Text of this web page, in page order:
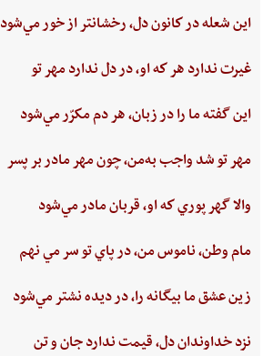
اين ‌شعله ‌در كانون ‌دل، ‌رخشانتر از خور مي‌شود
غيرت‌ ندارد هر كه او، در دل‌ ندارد مهر تو
اين‌ گفته‌ ما را در زبان، هر دم‌ مكرّر مي‌شود
مهر تو شد واجب‌ به‌من،‌ چون‌ مهر مادر بر پسر
والا گهر پوري‌ كه او، قربان مادر مي‌شود
مام‌ وطن‌، ناموس‌ من‌، در پاي ‌تو سر مي نهم‌
زين‌ عشق‌ ما بيگانه را، در ديده ‌نشتر مي‌شود
نزد خداوندان دل،‌ قيمت‌ ندارد جان‌ و تن